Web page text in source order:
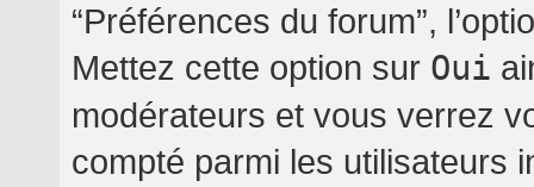
“Préférences du forum”,
Mettez cette option sur Oui
modérateurs et vous verrez
compté parmi les utilisateurs